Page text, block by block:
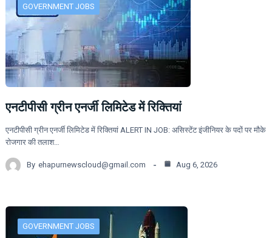
GOVERNMENT JOBS
एनटीपीसी ग्रीन एनर्जी लिमिटेड में रिक्तियां
एनटीपीसी ग्रीन एनर्जी लिमिटेड में रिक्तियां ALERT IN JOB: असिस्टेंट इंजीनियर के पदों पर मौके
रोजगार की तलाश…
By ehapurnewscloud@gmail.com Aug 6, 2026
GOVERNMENT JOBS